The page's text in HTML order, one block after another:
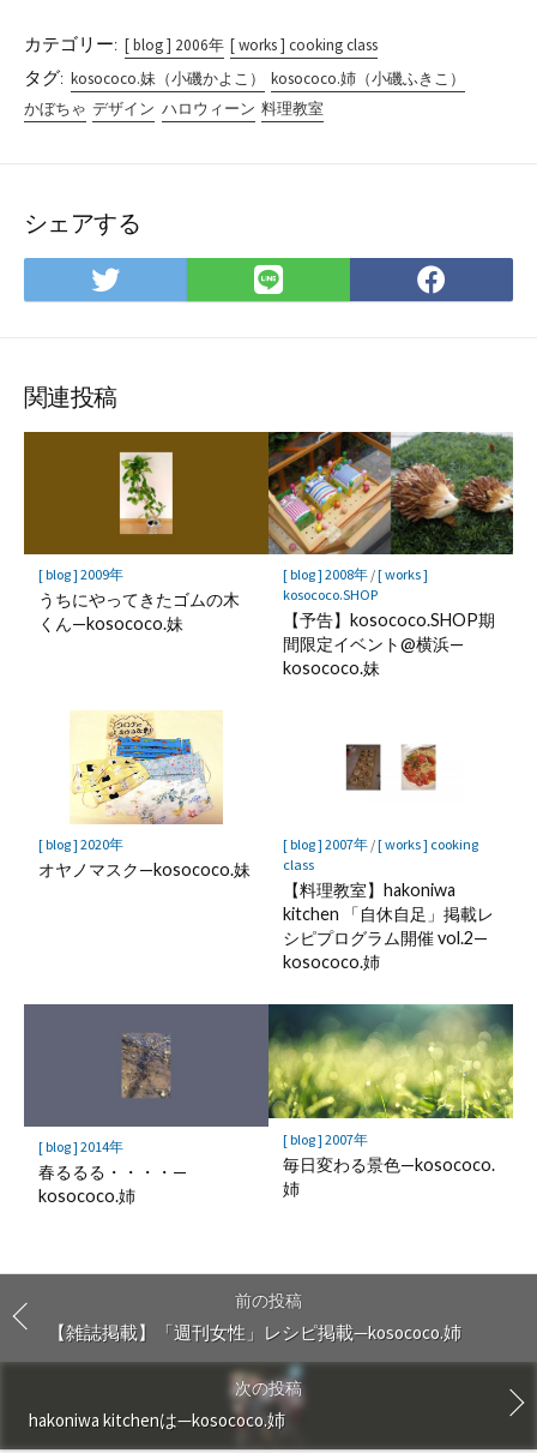
カテゴリー: [ blog ] 2006年 [ works ] cooking class
タグ: kosococo.妹（小磯かよこ）
kosococo.姉（小磯ふきこ）
かぼちゃ デザイン ハロウィーン 料理教室
シェアする
Twitter
で
LINE
で
で
関連投稿
[ blog ] 2009年
うちにやってきたゴムの木
くん—kosococo.妹
[ blog ] 2008年/[ works ]
kosococo.SHOP
【予告】kosococo.SHOP期
間限定イベント@横浜—
kosococo.妹
[ blog ] 2020年
オヤノマスク—kosococo.妹
[ blog ] 2007年/[ works ] cooking
class
【料理教室】hakoniwa
kitchen 「自休自足」掲載レ
シピプログラム開催 vol.2—
kosococo.姉
[ blog ] 2014年
春るるる・・・・—
kosococo.姉
[ blog ] 2007年
毎日変わる景色—kosococo.
姉
前の投稿
【雑誌掲載】「週刊女性」レシピ掲載—kosococo.姉
次の投稿
hakoniwa kitchenは—kosococo.姉